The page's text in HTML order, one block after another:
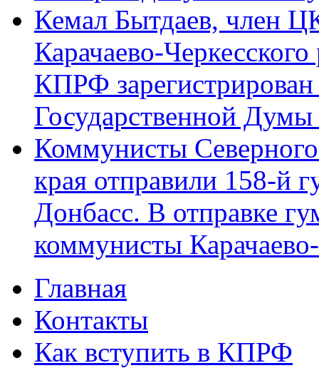
Кемал Бытдаев, член
Карачаево-
КПРФ
Государственной
Коммунисты Северного
края отправили 158-й
Донбасс. В отправке
коммунисты
Главное меню
Главная
Контакты
Как вступить в КПРФ